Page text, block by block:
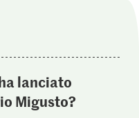
lanciato
Migusto?